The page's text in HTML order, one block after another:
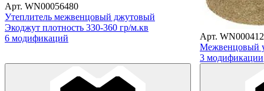
Арт. WN00056480
Утеплитель межвенцовый джутовый
Экоджут плотность 330-360 гр/м.кв
6 модификаций
Арт.
Межвенцовый
3 модификации